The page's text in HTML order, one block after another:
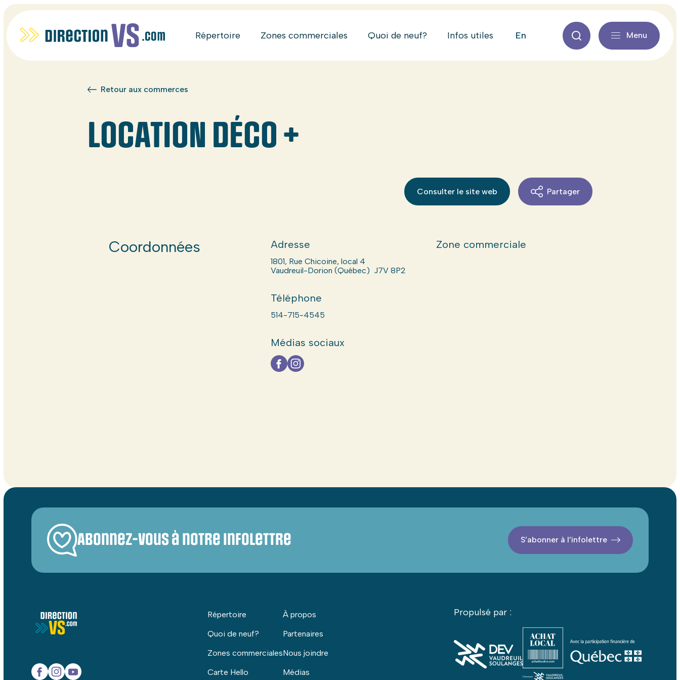
Répertoire Zones commerciales Quoi de neuf? Infos utiles en Menu
Retour aux commerces
LOCATION DÉCO +
Consulter le site web Partager
Coordonnées Adresse
1801, Rue Chicoine, local 4
Vaudreuil-Dorion (Québec) J7V 8P2
Téléphone
514-715-4545
Médias sociaux
Zone commerciale
Abonnez-vous à notre infolettre S’abonner à l’infolettre
Répertoire
Quoi de neuf?
Zones commerciales
Carte Hello
À propos
Partenaires
Nous joindre
Médias
Propulsé par :